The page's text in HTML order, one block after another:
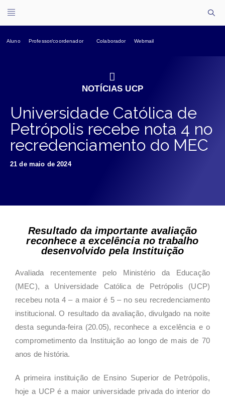
Aluno Professor/coordenador Colaborador Webmail
NOTÍCIAS UCP
Universidade Católica de
Petrópolis recebe nota 4 no
recredenciamento do MEC
21 de maio de 2024
Resultado da importante avaliação
reconhece a excelência no trabalho
desenvolvido pela Instituição
Avaliada recentemente pelo Ministério da Educação
(MEC), a Universidade Católica de Petrópolis (UCP)
recebeu nota 4 – a maior é 5 – no seu recredenciamento
institucional. O resultado da avaliação, divulgado na noite
desta segunda-feira (20.05), reconhece a excelência e o
comprometimento da Instituição ao longo de mais de 70
anos de história.
A primeira instituição de Ensino Superior de Petrópolis,
hoje a UCP é a maior universidade privada do interior do